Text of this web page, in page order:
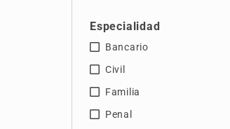
Cádiz
Córdoba
Gerona
Granada
Guipúzcoa
Especialidad
Bancario
Civil
Familia
Penal